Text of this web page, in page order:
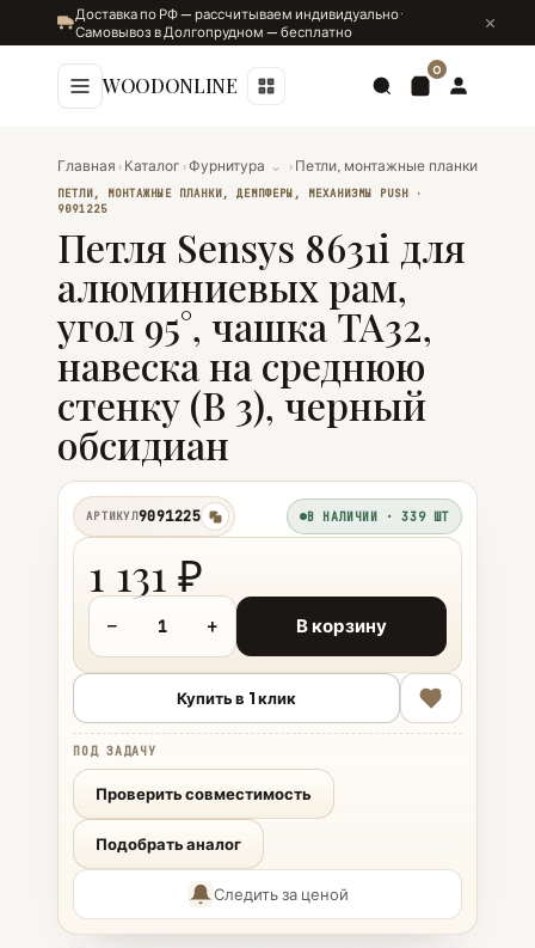
Доставка по РФ — рассчитываем индивидуально ·
Самовывоз в Долгопрудном — бесплатно
WOODONLINE
0
Главная › Каталог ›Фурнитура ⌄ › Петли, монтажные планки,
ПЕТЛИ, МОНТАЖНЫЕ ПЛАНКИ, ДЕМПФЕРЫ, МЕХАНИЗМЫ PUSH ·
9091225
Петля Sensys 8631i для
алюминиевых рам,
угол 95°, чашка TA32,
навеска на среднюю
стенку (B 3), черный
обсидиан
АРТИКУЛ9091225
копировать
В НАЛИЧИИ · 339 ШТ
1 131 ₽
− + В корзину
Купить в 1 клик
ПОД ЗАДАЧУ
Проверить совместимость
Подобрать аналог
Следить за ценой